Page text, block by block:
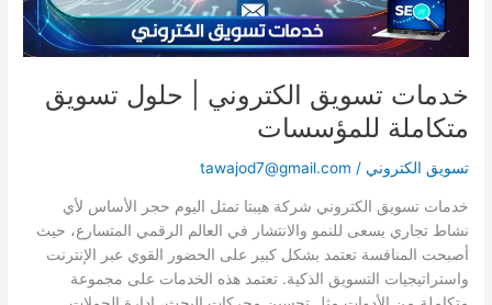
خدمات تسويق الكتروني | حلول تسويق
متكاملة للمؤسسات
تسويق الكتروني /
tawajod7@gmail.com
خدمات تسويق الكتروني شركة هيبتا تمثل اليوم حجر الأساس لأي
نشاط تجاري يسعى للنمو والانتشار في العالم الرقمي المتسارع، حيث
أصبحت المنافسة تعتمد بشكل كبير على الحضور القوي عبر الإنترنت
واستراتيجيات التسويق الذكية. تعتمد هذه الخدمات على مجموعة